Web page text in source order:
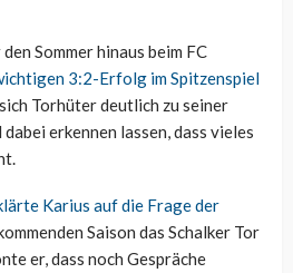
Sommer hinaus beim FC
3:2-Erfolg im Spitzenspiel
Torhüter deutlich zu seiner
erkennen lassen, dass vieles
Karius auf die Frage der
Saison das Schalker Tor
er, dass noch Gespräche